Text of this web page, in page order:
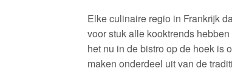
Elke culinaire regio in Frankrijk
voor stuk alle kooktrends
het nu in de bistro op de hoek is
maken onderdeel uit van de